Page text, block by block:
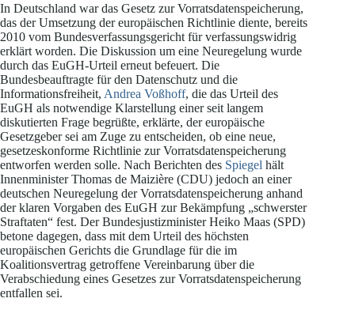
In Deutschland war das Gesetz zur Vorratsdatenspeicherung,
das der Umsetzung der europäischen Richtlinie diente, bereits
2010 vom Bundesverfassungsgericht für verfassungswidrig
erklärt worden. Die Diskussion um eine Neuregelung wurde
durch das EuGH-Urteil erneut befeuert. Die
Bundesbeauftragte für den Datenschutz und die
Informationsfreiheit, Andrea Voßhoff, die das Urteil des
EuGH als notwendige Klarstellung einer seit langem
diskutierten Frage begrüßte, erklärte, der europäische
Gesetzgeber sei am Zuge zu entscheiden, ob eine neue,
gesetzeskonforme Richtlinie zur Vorratsdatenspeicherung
entworfen werden solle. Nach Berichten des Spiegel hält
Innenminister Thomas de Maizière (CDU) jedoch an einer
deutschen Neuregelung der Vorratsdatenspeicherung anhand
der klaren Vorgaben des EuGH zur Bekämpfung „schwerster
Straftaten“ fest. Der Bundesjustizminister Heiko Maas (SPD)
betone dagegen, dass mit dem Urteil des höchsten
europäischen Gerichts die Grundlage für die im
Koalitionsvertrag getroffene Vereinbarung über die
Verabschiedung eines Gesetzes zur Vorratsdatenspeicherung
entfallen sei.